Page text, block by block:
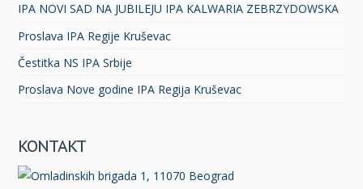
IPA NOVI SAD NA JUBILEJU IPA KALWARIA ZEBRZYDOWSKA
Proslava IPA Regije Kruševac
Čestitka NS IPA Srbije
Proslava Nove godine IPA Regija Kruševac
KONTAKT